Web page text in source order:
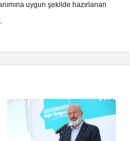
uygun şekilde hazırlanan